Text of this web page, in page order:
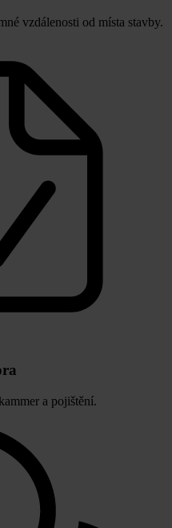
vzdálenosti od místa stavby.
a pojištění.